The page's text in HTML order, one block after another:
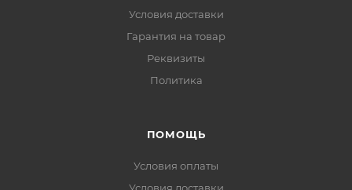
Условия доставки
Гарантия на товар
Реквизиты
Политика
ПОМОЩЬ
Условия оплаты